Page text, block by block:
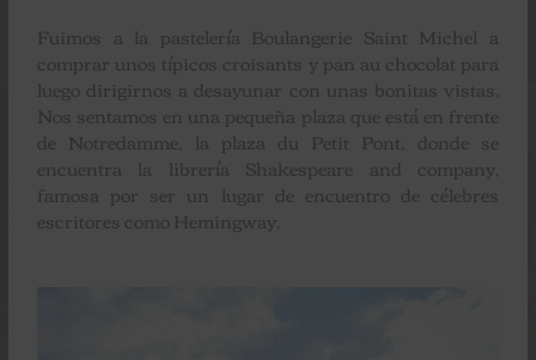
Fuimos a la pastelería Boulangerie Saint Michel a
comprar unos típicos croisants y pan au chocolat para
luego dirigirnos a desayunar con unas bonitas vistas.
Nos sentamos en una pequeña plaza que está en frente
de Notredamme, la plaza du Petit Pont, donde se
encuentra la librería Shakespeare and company,
famosa por ser un lugar de encuentro de célebres
escritores como Hemingway.